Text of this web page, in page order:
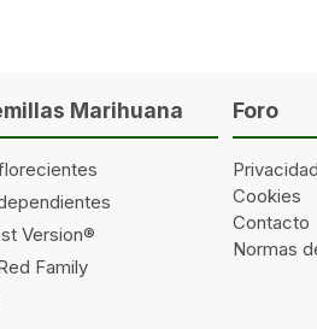
Marihuana
Version®
Family
Foro
Privacidad
Cookies
Contacto
Normas